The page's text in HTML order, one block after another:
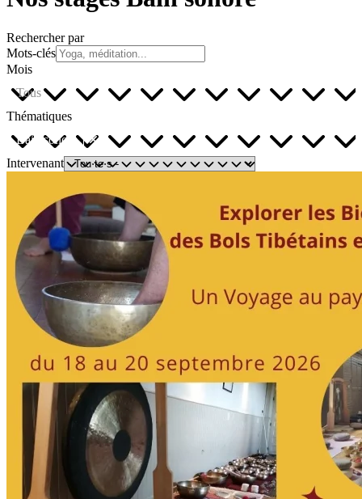
Rechercher par
Mots-clés
Mois
Tous
Thématiques
Bain sonore
Intervenant